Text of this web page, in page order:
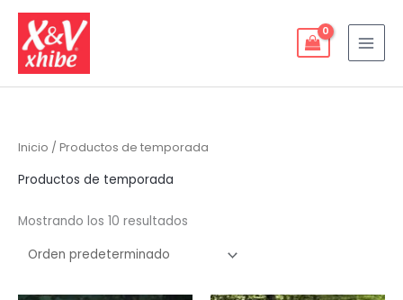
contenido
Inicio / Productos de temporada
Productos de temporada
Mostrando los 10 resultados